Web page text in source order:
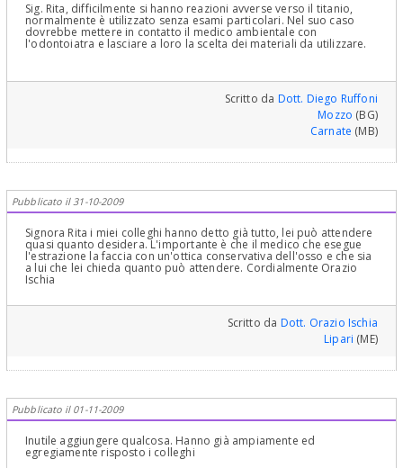
Sig. Rita, difficilmente si hanno reazioni avverse verso il titanio,
normalmente è utilizzato senza esami particolari. Nel suo caso
dovrebbe mettere in contatto il medico ambientale con
l'odontoiatra e lasciare a loro la scelta dei materiali da utilizzare.
Scritto da Dott. Diego Ruffoni
Mozzo (BG)
Carnate (MB)
Pubblicato il 31-10-2009
Signora Rita i miei colleghi hanno detto già tutto, lei può attendere
quasi quanto desidera. L'importante è che il medico che esegue
l'estrazione la faccia con un'ottica conservativa dell'osso e che sia
a lui che lei chieda quanto può attendere. Cordialmente Orazio
Ischia
Scritto da Dott. Orazio Ischia
Lipari (ME)
Pubblicato il 01-11-2009
Inutile aggiungere qualcosa. Hanno già ampiamente ed
egregiamente risposto i colleghi